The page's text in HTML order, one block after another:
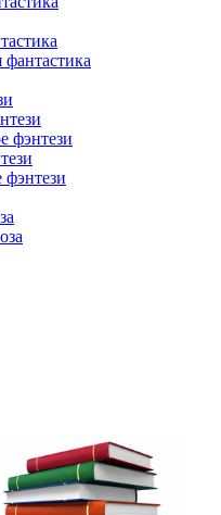
фэнтези